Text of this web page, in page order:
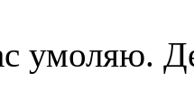
умоляю.